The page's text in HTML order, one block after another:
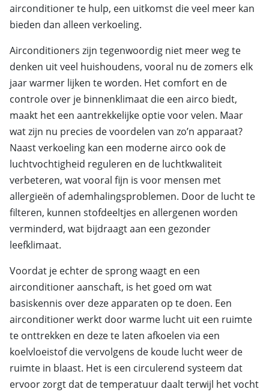
airconditioner te hulp, een uitkomst die veel meer kan
bieden dan alleen verkoeling.
Airconditioners zijn tegenwoordig niet meer weg te
denken uit veel huishoudens, vooral nu de zomers elk
jaar warmer lijken te worden. Het comfort en de
controle over je binnenklimaat die een airco biedt,
maakt het een aantrekkelijke optie voor velen. Maar
wat zijn nu precies de voordelen van zo’n apparaat?
Naast verkoeling kan een moderne airco ook de
luchtvochtigheid reguleren en de luchtkwaliteit
verbeteren, wat vooral fijn is voor mensen met
allergieën of ademhalingsproblemen. Door de lucht te
filteren, kunnen stofdeeltjes en allergenen worden
verminderd, wat bijdraagt aan een gezonder
leefklimaat.
Voordat je echter de sprong waagt en een
airconditioner aanschaft, is het goed om wat
basiskennis over deze apparaten op te doen. Een
airconditioner werkt door warme lucht uit een ruimte
te onttrekken en deze te laten afkoelen via een
koelvloeistof die vervolgens de koude lucht weer de
ruimte in blaast. Het is een circulerend systeem dat
ervoor zorgt dat de temperatuur daalt terwijl het vocht